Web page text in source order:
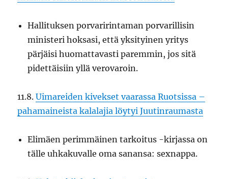
Hallituksen porvaririntaman porvarillisin
ministeri hoksasi, että yksityinen yritys
pärjäisi huomattavasti paremmin, jos sitä
pidettäisiin yllä verovaroin.
11.8.Uimareiden kivekset vaarassa Ruotsissa –
pahamaineista kalalajia löytyi Juutinraumasta
Elimäen perimmäinen tarkoitus -kirjassa on
tälle uhkakuvalle oma sanansa: sexnappa.